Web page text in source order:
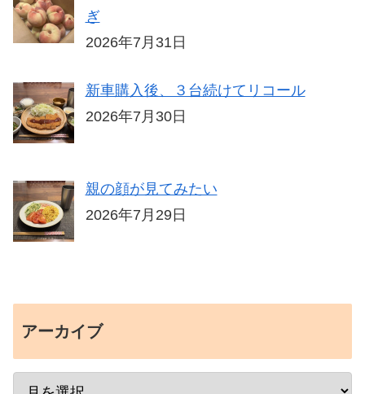
ぎ
2026年7月31日
新車購入後、３台続けてリコール
2026年7月30日
親の顔が見てみたい
2026年7月29日
アーカイブ